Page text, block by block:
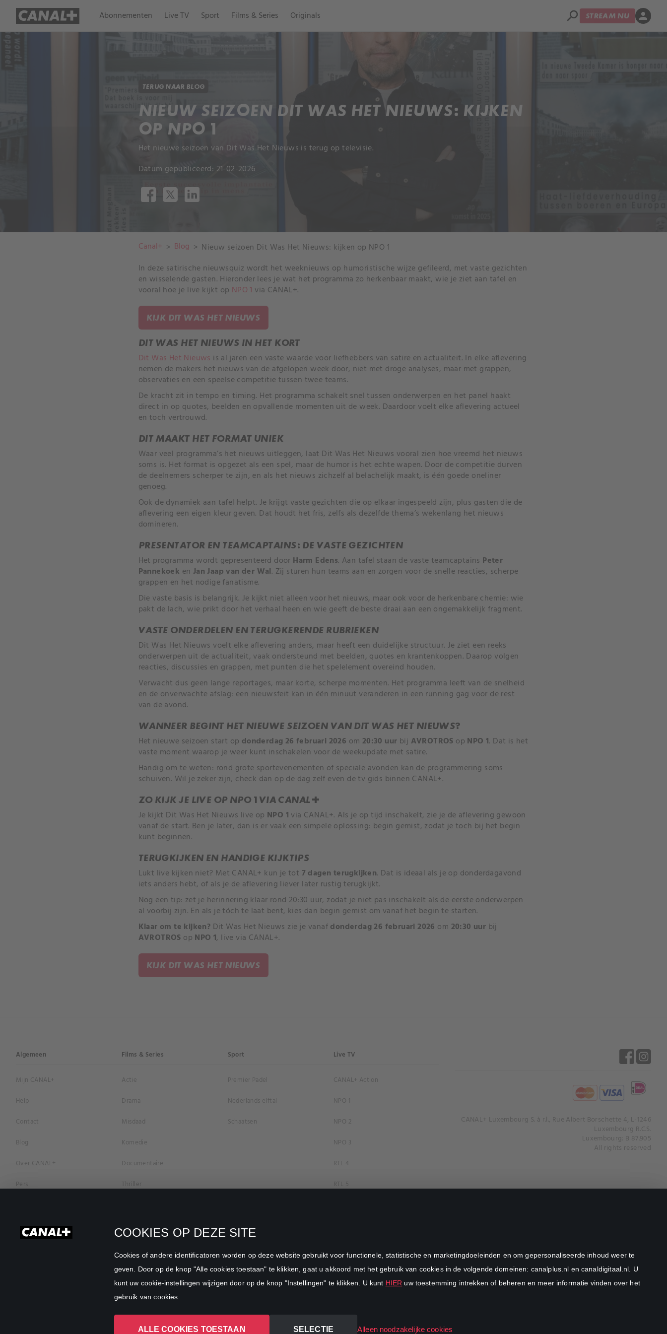
COOKIES OP DEZE SITE
Cookies of andere identificatoren worden op deze website gebruikt voor functionele, statistische en marketingdoeleinden en om gepersonaliseerde inhoud weer te
geven. Door op de knop "Alle cookies toestaan" te klikken, gaat u akkoord met het gebruik van cookies in de volgende domeinen: canalplus.nl en canaldigitaal.nl. U
kunt uw cookie-instellingen wijzigen door op de knop "Instellingen" te klikken. U kunt HIER uw toestemming intrekken of beheren en meer informatie vinden over het
gebruik van cookies.
ALLE COOKIES TOESTAAN SELECTIE Alleen noodzakelijke cookies
Abonnementen Live TV Sport Films & Series Originals search STREAM NU person
TERUG NAAR BLOG
NIEUW SEIZOEN DIT WAS HET NIEUWS: KIJKEN
OP NPO 1
Het nieuwe seizoen van Dit Was Het Nieuws is terug op televisie.
Datum gepubliceerd: 21-02-2026
Canal+ > Blog > Nieuw seizoen Dit Was Het Nieuws: kijken op NPO 1
In deze satirische nieuwsquiz wordt het weeknieuws op humoristische wijze gefileerd, met vaste gezichten
en wisselende gasten. Hieronder lees je wat het programma zo herkenbaar maakt, wie je ziet aan tafel en
vooral hoe je live kijkt op NPO 1 via CANAL+.
KIJK DIT WAS HET NIEUWS
DIT WAS HET NIEUWS IN HET KORT
Dit Was Het Nieuws is al jaren een vaste waarde voor liefhebbers van satire en actualiteit. In elke aflevering
nemen de makers het nieuws van de afgelopen week door, niet met droge analyses, maar met grappen,
observaties en een speelse competitie tussen twee teams.
De kracht zit in tempo en timing. Het programma schakelt snel tussen onderwerpen en het panel haakt
direct in op quotes, beelden en opvallende momenten uit de week. Daardoor voelt elke aflevering actueel
en toch vertrouwd.
DIT MAAKT HET FORMAT UNIEK
Waar veel programma’s het nieuws uitleggen, laat Dit Was Het Nieuws vooral zien hoe vreemd het nieuws
soms is. Het format is opgezet als een spel, maar de humor is het echte wapen. Door de competitie durven
de deelnemers scherper te zijn, en als het nieuws zichzelf al belachelijk maakt, is één goede oneliner
genoeg.
Ook de dynamiek aan tafel helpt. Je krijgt vaste gezichten die op elkaar ingespeeld zijn, plus gasten die de
aflevering een eigen kleur geven. Dat houdt het fris, zelfs als dezelfde thema’s wekenlang het nieuws
domineren.
PRESENTATOR EN TEAMCAPTAINS: DE VASTE GEZICHTEN
Het programma wordt gepresenteerd door Harm Edens. Aan tafel staan de vaste teamcaptains Peter
Pannekoek en Jan Jaap van der Wal. Zij sturen hun teams aan en zorgen voor de snelle reacties, scherpe
grappen en het nodige fanatisme.
Die vaste basis is belangrijk. Je kijkt niet alleen voor het nieuws, maar ook voor de herkenbare chemie: wie
pakt de lach, wie prikt door het verhaal heen en wie geeft de beste draai aan een ongemakkelijk fragment.
VASTE ONDERDELEN EN TERUGKERENDE RUBRIEKEN
Dit Was Het Nieuws voelt elke aflevering anders, maar heeft een duidelijke structuur. Je ziet een reeks
onderwerpen uit de actualiteit, vaak ondersteund met beelden, quotes en krantenkoppen. Daarop volgen
reacties, discussies en grappen, met punten die het spelelement overeind houden.
Verwacht dus geen lange reportages, maar korte, scherpe momenten. Het programma leeft van de snelheid
en de onverwachte afslag: een nieuwsfeit kan in één minuut veranderen in een running gag voor de rest
van de avond.
WANNEER BEGINT HET NIEUWE SEIZOEN VAN DIT WAS HET NIEUWS?
Het nieuwe seizoen start op donderdag 26 februari 2026 om 20:30 uur bij AVROTROS op NPO 1. Dat is het
vaste moment waarop je weer kunt inschakelen voor de weekupdate met satire.
Handig om te weten: rond grote sportevenementen of speciale avonden kan de programmering soms
schuiven. Wil je zeker zijn, check dan op de dag zelf even de tv gids binnen CANAL+.
ZO KIJK JE LIVE OP NPO 1 VIA CANAL+
Je kijkt Dit Was Het Nieuws live op NPO 1 via CANAL+. Als je op tijd inschakelt, zie je de aflevering gewoon
vanaf de start. Ben je later, dan is er vaak een simpele oplossing: begin gemist, zodat je toch bij het begin
kunt beginnen.
TERUGKIJKEN EN HANDIGE KIJKTIPS
Lukt live kijken niet? Met CANAL+ kun je tot 7 dagen terugkijken. Dat is ideaal als je op donderdagavond
iets anders hebt, of als je de aflevering liever later rustig terugkijkt.
Nog een tip: zet je herinnering klaar rond 20:30 uur, zodat je niet pas inschakelt als de eerste onderwerpen
al voorbij zijn. En als je tóch te laat bent, kies dan begin gemist om vanaf het begin te starten.
Klaar om te kijken? Dit Was Het Nieuws zie je vanafdonderdag 26 februari 2026 om 20:30 uur bij
AVROTROS op NPO 1, live via CANAL+.
KIJK DIT WAS HET NIEUWS
Algemeen
Mijn CANAL+
Help
Contact
Blog
Over CANAL+
Pers
Privacybeleid
Films & Series
Actie
Drama
Misdaad
Komedie
Documentaire
Thriller
Romantiek
Familie
Sport
Sport
Premier Padel
Nederlands elftal
Schaatsen
Live TV
CANAL+ Action
NPO 1
NPO 2
NPO 3
RTL 4
RTL 5
SBS6
Net5
DreamWorks Channel
CANAL+ Luxembourg S. à r.l., Rue Albert Borschette 4, L-1246
Luxembourg R.C.S.
Luxembourg: B 87.905
All rights reserved